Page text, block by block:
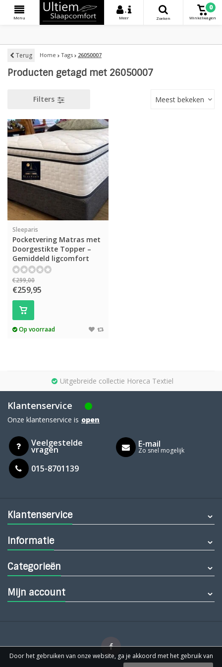
Menu
+
Meer
Zoeken
0
Winkelwagen
Terug Home Tags 26050007
Producten getagd met 26050007
Filters Meest bekeken
Sleeparis
Pocketvering Matras met
Doorgestikte Topper –
Gemiddeld ligcomfort
€299,00
€259,95
Op voorraad
Uitgebreide collectie Horeca Textiel
Klantenservice
Onze klantenservice is open
Veelgestelde
vragen
015-8701139
E-mail
Zo snel mogelijk
Klantenservice
Informatie
Categorieën
Mijn account
Door het gebruiken van onze website, ga je akkoord met het gebruik van